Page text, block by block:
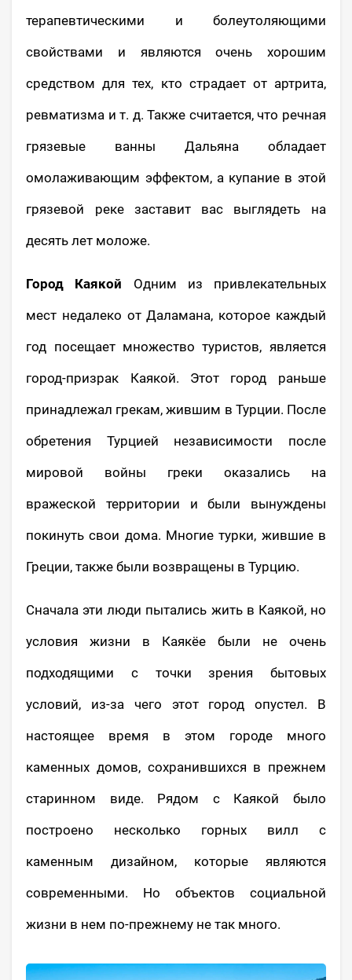
терапевтическими и болеутоляющими
свойствами и являются очень хорошим
средством для тех, кто страдает от артрита,
ревматизма и т. д. Также считается, что речная
грязевые ванны Дальяна обладает
омолаживающим эффектом, а купание в этой
грязевой реке заставит вас выглядеть на
десять лет моложе.
Город Каякой Одним из привлекательных
мест недалеко от Даламана, которое каждый
год посещает множество туристов, является
город-призрак Каякой. Этот город раньше
принадлежал грекам, жившим в Турции. После
обретения Турцией независимости после
мировой войны греки оказались на
вражеской территории и были вынуждены
покинуть свои дома. Многие турки, жившие в
Греции, также были возвращены в Турцию.
Сначала эти люди пытались жить в Каякой, но
условия жизни в Каякёе были не очень
подходящими с точки зрения бытовых
условий, из-за чего этот город опустел. В
настоящее время в этом городе много
каменных домов, сохранившихся в прежнем
старинном виде. Рядом с Каякой было
построено несколько горных вилл с
каменным дизайном, которые являются
современными. Но объектов социальной
жизни в нем по-прежнему не так много.